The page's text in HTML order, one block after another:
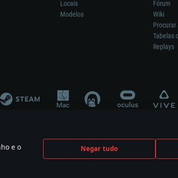
e o
Negar tudo
Locais
Modelos
Fórum
Wiki
Tabelas
Replays
no desenvolvimento, patrocínio ou aval do
of their respective owners.